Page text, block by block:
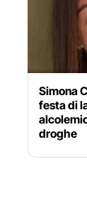
Simona
festa di
droghe